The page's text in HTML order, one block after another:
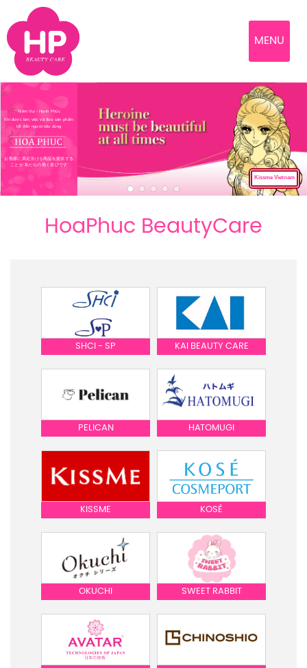
MENU
Niềm Vui - Hạnh Phúc
Khi được làm việc và đưa sản phẩm
tốt đến người tiêu dùng
お客様に満足頂ける商品を提供する
ことが 私たちの働く喜びです
Kissme Vietnam
HoaPhuc BeautyCare
SHCI - SP KAI BEAUTY CARE
PELICAN HATOMUGI
KISSME KOSÉ
OKUCHI SWEET RABBIT